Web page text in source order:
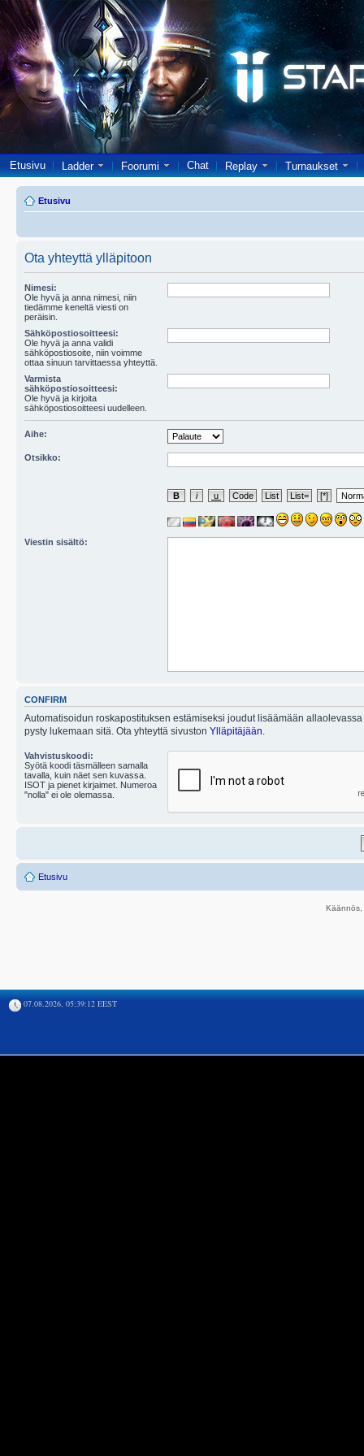
Etusivu Ladder Foorumi Chat Replay Turnaukset
Etusivu
Ota yhteyttä ylläpitoon
Nimesi:
Ole hyvä ja anna nimesi, niin
tiedämme keneltä viesti on
peräisin.
Sähköpostiosoitteesi:
Ole hyvä ja anna validi
sähköpostiosoite, niin voimme
ottaa sinuun tarvittaessa yhteyttä.
Varmista
sähköpostiosoitteesi:
Ole hyvä ja kirjoita
sähköpostiosoitteesi uudelleen.
Aihe:
Otsikko:
Viestin sisältö:
CONFIRM
Automatisoidun roskapostituksen estämiseksi joudut lisäämään
pysty lukemaan sitä. Ota yhteyttä sivuston Ylläpitäjään
Vahvistuskoodi:
Syötä koodi täsmälleen samalla
tavalla, kuin näet sen kuvassa.
ISOT ja pienet kirjaimet. Numeroa
"nolla" ei ole olemassa.
Etusivu
07.08.2026, 05:39:12 EEST